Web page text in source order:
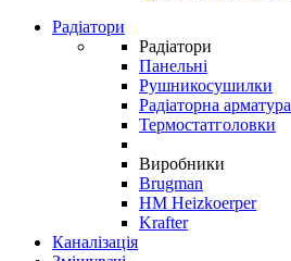
Радіатори
Радіатори
Панельні
Рушникосушилки
Радіаторна арматура
Термостатголовки
Виробники
Brugman
HM Heizkoerper
Krafter
Каналізація